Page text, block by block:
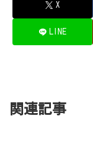
X
LINE
関連記事